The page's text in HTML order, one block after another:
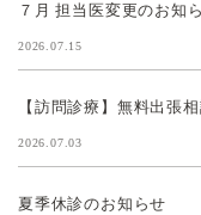
７月 担当医変更のお知
2026.07.15
【訪問診療】無料出張
2026.07.03
夏季休診のお知らせ